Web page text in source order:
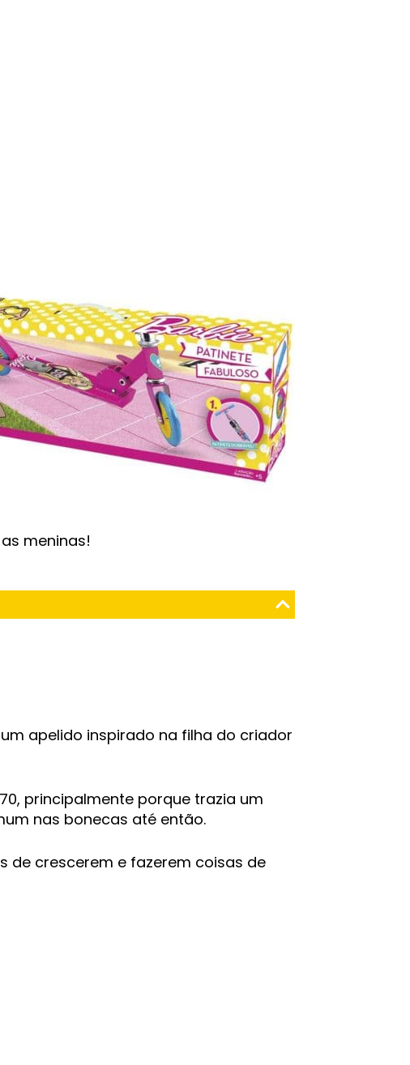
meninas!
apelido inspirado na filha do criador
principalmente porque trazia um
nas bonecas até então.
de crescerem e fazerem coisas de